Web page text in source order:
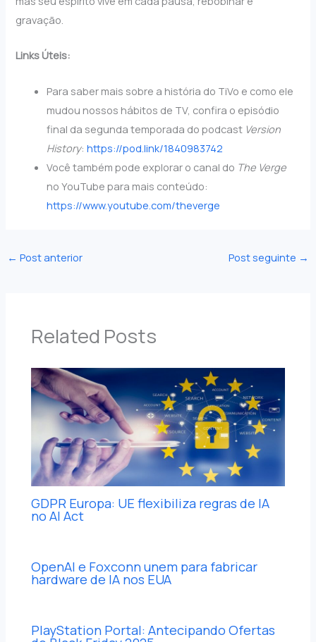
gravação.
Links Úteis:
Para saber mais sobre a história do TiVo e como ele
mudou nossos hábitos de TV, confira o episódio
final da segunda temporada do podcast Version
History:https://pod.link/1840983742
Você também pode explorar o canal do The Verge
no YouTube para mais conteúdo:
https://www.youtube.com/theverge
← Post anterior Post seguinte →
Related Posts
GDPR Europa: UE flexibiliza regras de IA
no AI Act
OpenAI e Foxconn unem para fabricar
hardware de IA nos EUA
PlayStation Portal: Antecipando Ofertas